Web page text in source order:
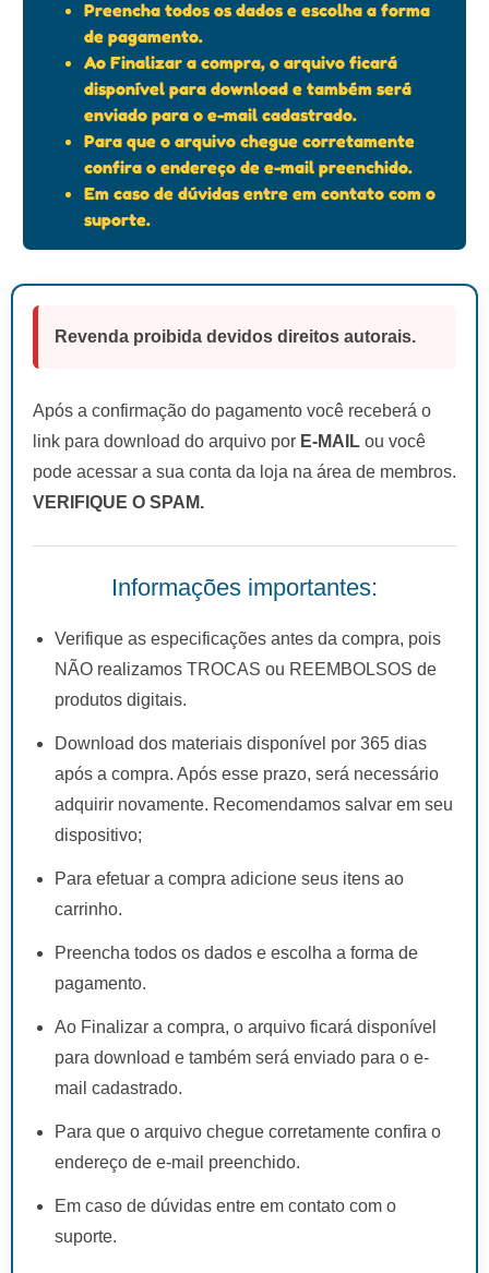
Preencha todos os dados e escolha a forma
de pagamento.
Ao Finalizar a compra, o arquivo ficará
disponível para download e também será
enviado para o e-mail cadastrado.
Para que o arquivo chegue corretamente
confira o endereço de e-mail preenchido.
Em caso de dúvidas entre em contato com o
suporte.
Revenda proibida devidos direitos autorais.
Após a confirmação do pagamento você receberá o
link para download do arquivo por E-MAIL ou você
pode acessar a sua conta da loja na área de membros.
VERIFIQUE O SPAM.
Informações importantes:
Verifique as especificações antes da compra, pois
NÃO realizamos TROCAS ou REEMBOLSOS de
produtos digitais.
Download dos materiais disponível por 365 dias
após a compra. Após esse prazo, será necessário
adquirir novamente. Recomendamos salvar em seu
dispositivo;
Para efetuar a compra adicione seus itens ao
carrinho.
Preencha todos os dados e escolha a forma de
pagamento.
Ao Finalizar a compra, o arquivo ficará disponível
para download e também será enviado para o e-
mail cadastrado.
Para que o arquivo chegue corretamente confira o
endereço de e-mail preenchido.
Em caso de dúvidas entre em contato com o
suporte.